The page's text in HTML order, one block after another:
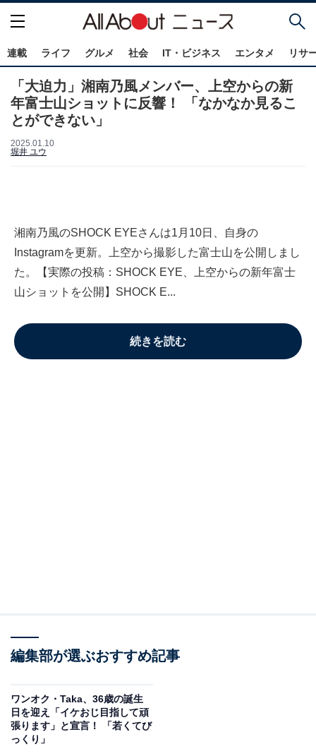
連載 ライフ グルメ 社会 IT・ビジネス エンタメ リサ
「大迫力」湘南乃風メンバー、上空からの新
年富士山ショットに反響！ 「なかなか見るこ
とができない」
2025.01.10
堀井 ユウ
湘南乃風のSHOCK EYEさんは1月10日、自身の
Instagramを更新。上空から撮影した富士山を公開しまし
た。【実際の投稿：SHOCK EYE、上空からの新年富士
山ショットを公開】SHOCK E...
続きを読む
編集部が選ぶおすすめ記事
ワンオク・Taka、36歳の誕生
日を迎え「イケおじ目指して頑
張ります」と宣言！ 「若くてび
っくり」